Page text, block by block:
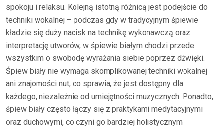
spokoju i relaksu. Kolejną istotną różnicą jest podejście do
techniki wokalnej – podczas gdy w tradycyjnym śpiewie
kładzie się duży nacisk na technikę wykonawczą oraz
interpretację utworów, w śpiewie białym chodzi przede
wszystkim o swobodę wyrażania siebie poprzez dźwięki.
Śpiew biały nie wymaga skomplikowanej techniki wokalnej
ani znajomości nut, co sprawia, że jest dostępny dla
każdego, niezależnie od umiejętności muzycznych. Ponadto,
śpiew biały często łączy się z praktykami medytacyjnymi
oraz duchowymi, co czyni go bardziej holistycznym